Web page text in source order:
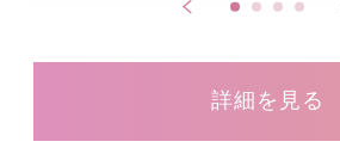
詳細を見る